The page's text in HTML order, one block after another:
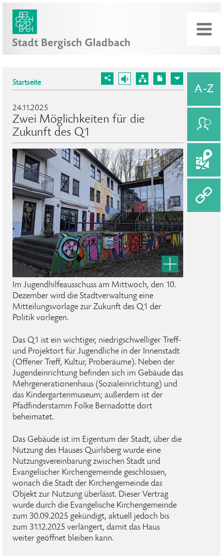
Startseite
24.11.2025
Zwei Möglichkeiten für die
Zukunft des Q1
Im Jugendhilfeausschuss am Mittwoch, den 10.
Dezember wird die Stadtverwaltung eine
Mitteilungsvorlage zur Zukunft des Q1 der
Politik vorlegen.
Das Q1 ist ein wichtiger, niedrigschwelliger Treff-
und Projektort für Jugendliche in der Innenstadt
(Offener Treff, Kultur, Proberäume). Neben der
Jugendeinrichtung befinden sich im Gebäude das
Mehrgenerationenhaus (Sozialeinrichtung) und
das Kindergartenmuseum; außerdem ist der
Pfadfinderstamm Folke Bernadotte dort
beheimatet.
Das Gebäude ist im Eigentum der Stadt, über die
Nutzung des Hauses Quirlsberg wurde eine
Nutzungsvereinbarung zwischen Stadt und
Evangelischer Kirchengemeinde geschlossen,
wonach die Stadt der Kirchengemeinde das
Objekt zur Nutzung überlässt. Dieser Vertrag
wurde durch die Evangelische Kirchengemeinde
zum 30.09.2025 gekündigt, aktuell jedoch bis
zum 31.12.2025 verlängert, damit das Haus
weiter geöffnet bleiben kann.